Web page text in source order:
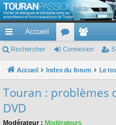
TouranPassion
Le forum des propriétaires ou futurs
cc
ès
pi
de
Accueil
or
u
e
m
Rechercher Connexion
Accueil Index du forum
Touran : problèmes
DVD
Modérateur : Modérateurs